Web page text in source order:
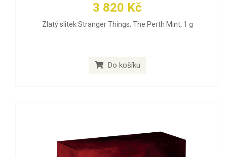
3 820 Kč
Zlatý slitek Stranger Things, The Perth Mint, 1 g
Do košíku